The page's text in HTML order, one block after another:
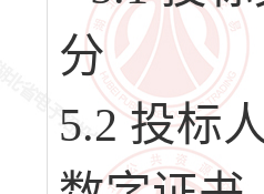
分
5.2 投标